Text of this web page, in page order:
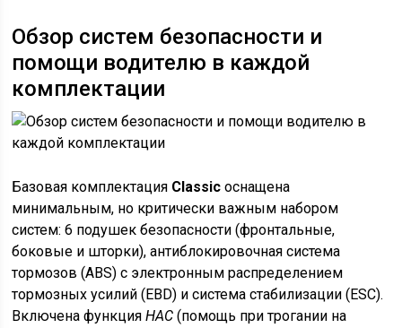
Обзор систем безопасности и
помощи водителю в каждой
комплектации
Базовая комплектация Classic оснащена
минимальным, но критически важным набором
систем: 6 подушек безопасности (фронтальные,
боковые и шторки), антиблокировочная система
тормозов (ABS) с электронным распределением
тормозных усилий (EBD) и система стабилизации (ESC).
Включена функцияHAC (помощь при трогании на